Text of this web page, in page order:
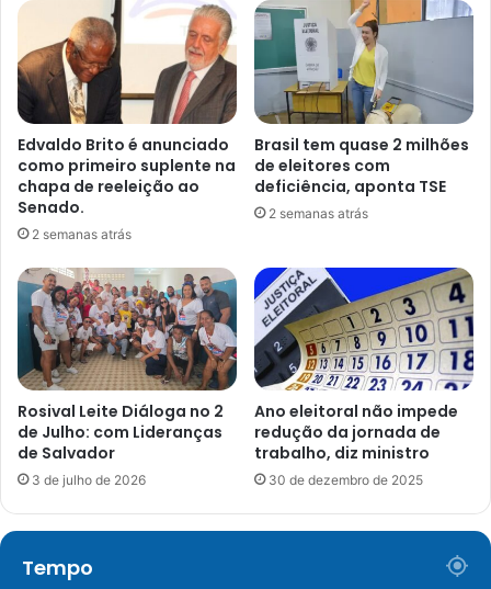
Edvaldo Brito é anunciado
como primeiro suplente na
chapa de reeleição ao
Senado.
2 semanas atrás
Brasil tem quase 2 milhões
de eleitores com
deficiência, aponta TSE
2 semanas atrás
Rosival Leite Diáloga no 2
de Julho: com Lideranças
de Salvador
3 de julho de 2026
Ano eleitoral não impede
redução da jornada de
trabalho, diz ministro
30 de dezembro de 2025
Tempo